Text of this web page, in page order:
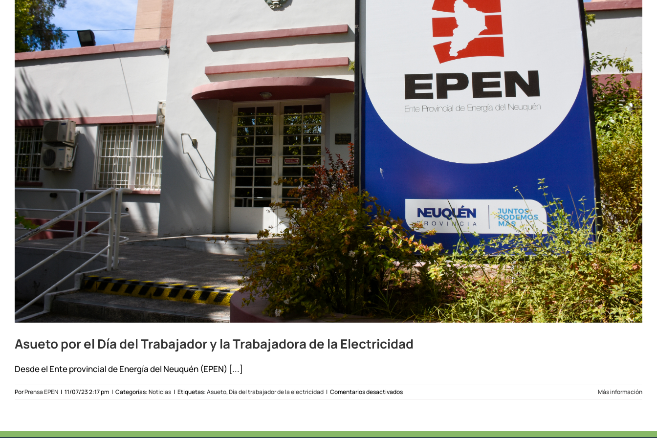
Asueto por el Día del Trabajador y la Trabajadora de la Electricidad
Desde el Ente provincial de Energía del Neuquén (EPEN) [...]
PorPrensa EPEN | 11/07/23 2:17 pm | Categorías:Noticias | Etiquetas:Asueto,Día del trabajador de la electricidad | Comentarios desactivadosen
Asueto
del
Más información